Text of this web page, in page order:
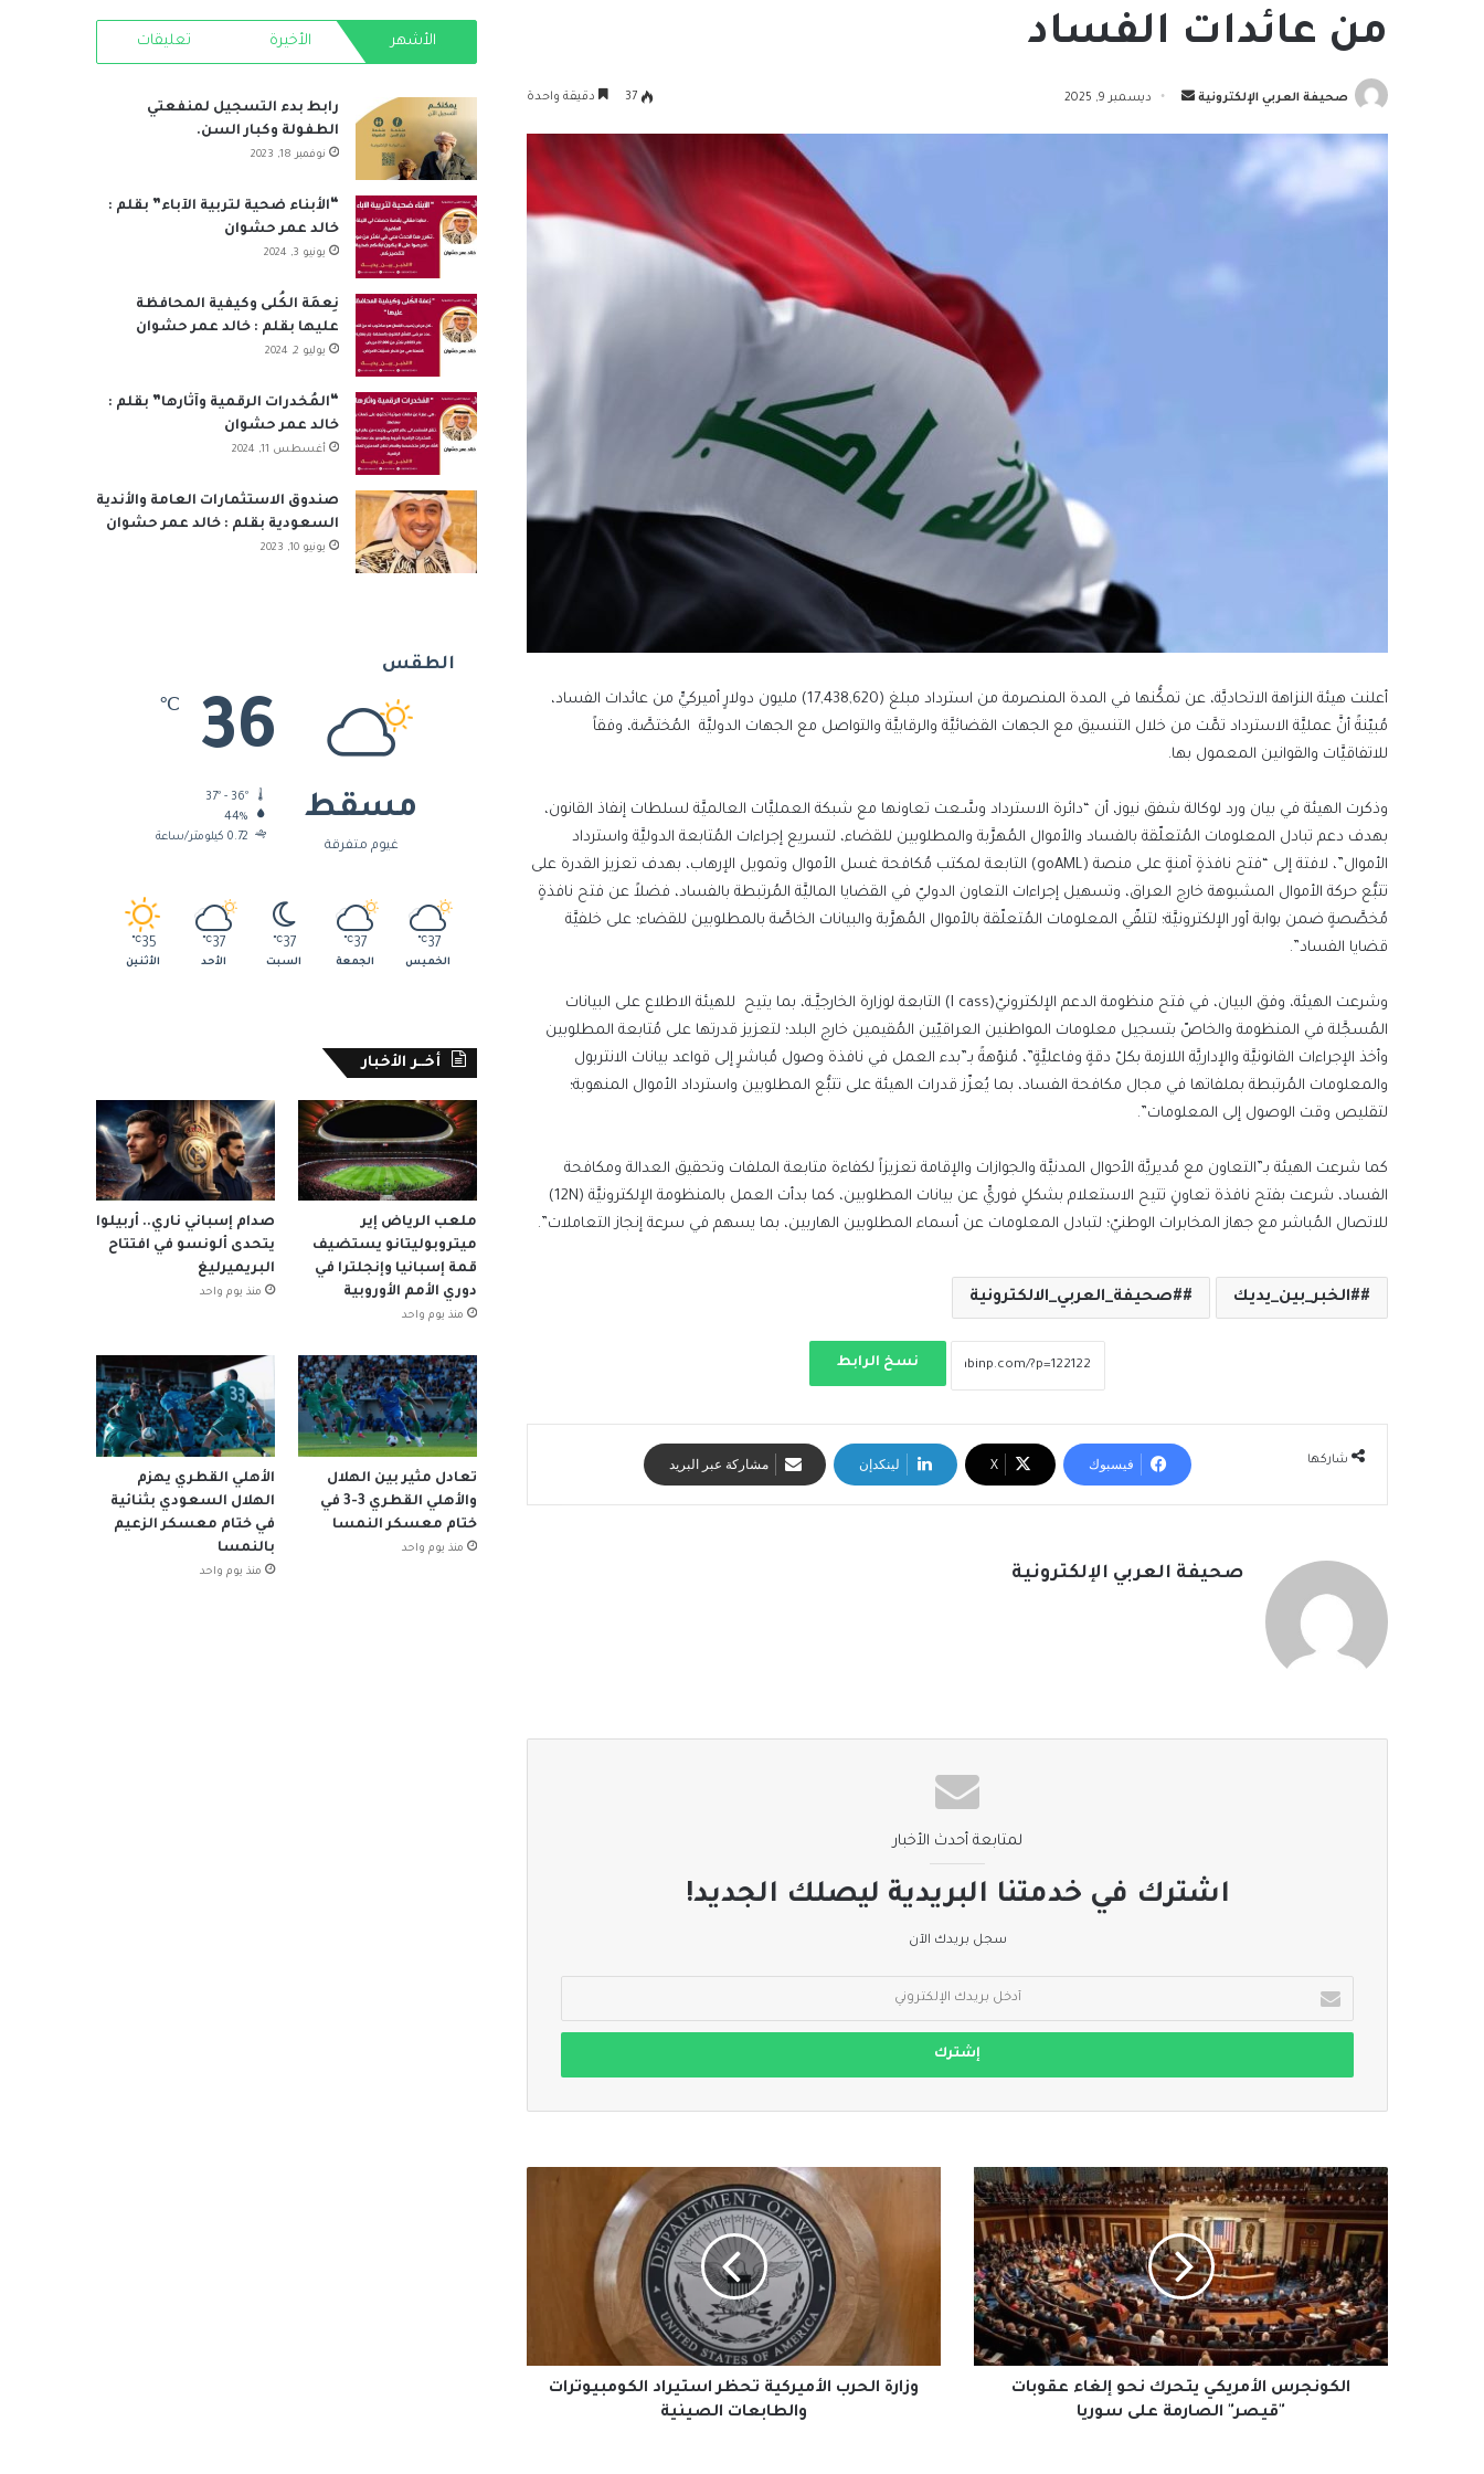
من عائدات الفساد
صحيفة العربي الإلكترونية
أرسل ديسمبر 9, 2025 37 دقيقة واحدة
أعلنت هيئة النزاهة الاتحاديَّة، عن تمكُّنها في المدة المنصرمة من استرداد مبلغ (17,438,620) مليون دولارٍ أميركيٍّ من عائدات الفساد،
مُبيّنةً أنَّ عمليَّة الاسترداد تمَّت من خلال التنسيق مع الجهات القضائيَّة والرقابيَّة والتواصل مع الجهات الدوليَّة المُختصَّة، وفقاً
للاتفاقيَّات والقوانين المعمول بها.
وذكرت الهيئة في بيان ورد لوكالة شفق نيوز، أن “دائرة الاسترداد وسَّـعت تعاونها مع شبكة العمليَّات العالميَّة لسلطات إنفاذ القانون،
بهدف دعم تبادل المعلومات المُتعلّقة بالفساد والأموال المُهرَّبة والمطلوبين للقضاء، لتسريع إجراءات المُتابعة الدوليَّة واسترداد
الأموال”، لافتة إلى “فتح نافذةٍ آمنةٍ على منصة (goAML) التابعة لمكتب مُكافحة غسل الأموال وتمويل الإرهاب، بهدف تعزيز القدرة على
تتبُّع حركة الأموال المشبوهة خارج العراق، وتسهيل إجراءات التعاون الدوليّ في القضايا الماليَّة المُرتبطة بالفساد، فضلاً عن فتح نافذةٍ
مُخصَّصةٍ ضمن بوابة أور الإلكترونيَّة؛ لتلقّي المعلومات المُتعلّقة بالأموال المُهرَّبة والبيانات الخاصَّة بالمطلوبين للقضاء؛ على خلفيَّة
قضايا الفساد”.
وشرعت الهيئة، وفق البيان، في فتح منظومة الدعم الإلكترونيّ(I cass) التابعة لوزارة الخارجيَّـة، بما يتيح للهيئة الاطلاع على البيانات
المُسجَّلة في المنظومة والخاصّ بتسجيل معلومات المواطنين العراقيّين المُقيمين خارج البلد؛ لتعزيز قدرتها على مُتابعة المطلوبين
وأخذ الإجراءات القانونيَّة والإداريَّة اللازمة بكلّ دقةٍ وفاعليَّةٍ”، مُنوّهةً بـ”بدء العمل في نافذة وصول مُباشرٍ إلى قواعد بيانات الانتربول
والمعلومات المُرتبطة بملفاتها في مجال مكافحة الفساد، بما يُعزّز قدرات الهيئة على تتبُّع المطلوبين واسترداد الأموال المنهوبة؛
لتقليص وقت الوصول إلى المعلومات”.
كما شرعت الهيئة بـ”التعاون مع مُديريَّة الأحوال المدنيَّة والجوازات والإقامة تعزيزاً لكفاءة متابعة الملفات وتحقيق العدالة ومكافحة
الفساد، شرعت بفتح نافذة تعاونٍ تتيح الاستعلام بشكلٍ فوريٍّ عن بيانات المطلوبين، كما بدأت العمل بالمنظومة الإلكترونيَّة (12N)
للاتصال المُباشر مع جهاز المخابرات الوطنيّ؛ لتبادل المعلومات عن أسماء المطلوبين الهاربين، بما يسهم في سرعة إنجاز التعاملات”.
#الخبر_بين_يديك #صحيفة_العربي_الالكترونية
نسخ الرابط
شاركها فيسبوك ‫X لينكدإن مشاركة عبر البريد
صحيفة العربي الإلكترونية
لمتابعة أحدث الأخبار
اشترك في خدمتنا البريدية ليصلك الجديد!
سجل بريدك الآن
بريدك
الإلكتروني
الكونجرس
الأمريكي
يتحرك
نحو
إلغاء
عقوبات
"قيصر"
الصارمة
على
الكونجرس الأمريكي يتحرك نحو إلغاء عقوبات
"قيصر" الصارمة على سوريا
تحظر
وزارة الحرب الأميركية تحظر استيراد الكومبيوترات
والطابعات الصينية
RSS
الأشهر الأخيرة تعليقات
رابط بدء التسجيل لمنفعتي
الطفولة وكبار السن.
نوفمبر 18, 2023
“الأبناء ضحية لتربية الآباء” بقلم :
خالد عمر حشوان
يونيو 3, 2024
نِعمَة الكُلى وكيفية المحافظة
عليها بقلم : خالد عمر حشوان
يوليو 2, 2024
“المُخدرات الرقمية وآثارها” بقلم :
خالد عمر حشوان
أغسطس 11, 2024
صندوق الاستثمارات العامة والأندية
السعودية بقلم : خالد عمر حشوان
يونيو 10, 2023
الطقس
مسقط
غيوم متفرقة
36
℃
44%
0.72 كيلومتر/ساعة
37
℃
الخميس
37
℃
الجمعة
37
℃
السبت
37
℃
الأحد
35
℃
الأثنين
أخــر الأخبار
ملعب الرياض إير
ميتروبوليتانو يستضيف
قمة إسبانيا وإنجلترا في
دوري الأمم الأوروبية
منذ يوم واحد
صدام إسباني ناري.. أربيلوا
يتحدى ألونسو في افتتاح
البريميرليغ
منذ يوم واحد
تعادل مثير بين الهلال
والأهلي القطري 3-3 في
ختام معسكر النمسا
منذ يوم واحد
الأهلي القطري يهزم
الهلال السعودي بثنائية
في ختام معسكر الزعيم
بالنمسا
منذ يوم واحد